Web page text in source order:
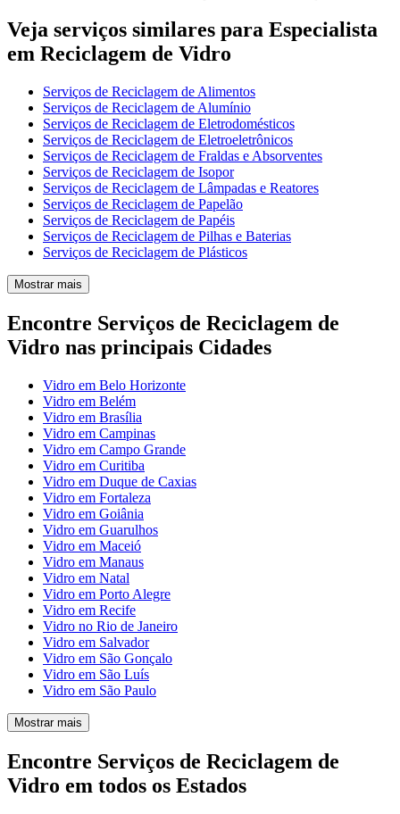
Veja serviços similares para Especialista
em Reciclagem de Vidro
Serviços de Reciclagem de Alimentos
Serviços de Reciclagem de Alumínio
Serviços de Reciclagem de Eletrodomésticos
Serviços de Reciclagem de Eletroeletrônicos
Serviços de Reciclagem de Fraldas e Absorventes
Serviços de Reciclagem de Isopor
Serviços de Reciclagem de Lâmpadas e Reatores
Serviços de Reciclagem de Papelão
Serviços de Reciclagem de Papéis
Serviços de Reciclagem de Pilhas e Baterias
Serviços de Reciclagem de Plásticos
Mostrar mais
Encontre Serviços de Reciclagem de
Vidro nas principais Cidades
Vidro em Belo Horizonte
Vidro em Belém
Vidro em Brasília
Vidro em Campinas
Vidro em Campo Grande
Vidro em Curitiba
Vidro em Duque de Caxias
Vidro em Fortaleza
Vidro em Goiânia
Vidro em Guarulhos
Vidro em Maceió
Vidro em Manaus
Vidro em Natal
Vidro em Porto Alegre
Vidro em Recife
Vidro no Rio de Janeiro
Vidro em Salvador
Vidro em São Gonçalo
Vidro em São Luís
Vidro em São Paulo
Mostrar mais
Encontre Serviços de Reciclagem de
Vidro em todos os Estados